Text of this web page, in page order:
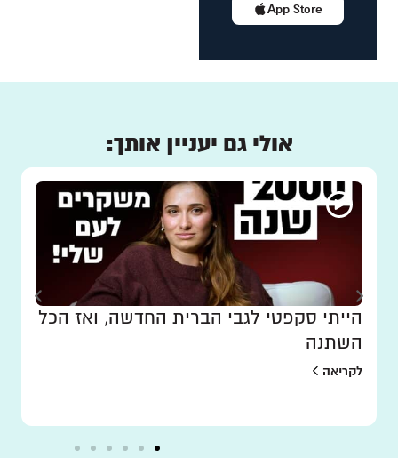
App Store
אולי גם יעניין אותך:
הייתי סקפטי לגבי הברית החדשה, ואז הכל
השתנה
לקריאה